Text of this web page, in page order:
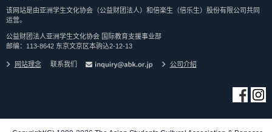
该网站是由亚洲学生文化协会（公益财团法人）和倍楽生（倍乐生）股份有限公司共同
运营。
公益财团法人亚洲学生文化协会 国际教育支援事业部
邮编：113-8642 东京文京区本驹込2-12-13
网站理念 联系我们 公司介紹